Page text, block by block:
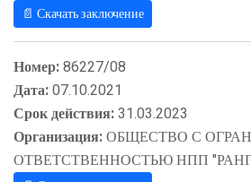
📄 Скачать заключение
Номер:86227/08
Дата:07.10.2021
Срок действия:31.03.2023
Организация:ОБЩЕСТВО С
ОТВЕТСТВЕННОСТЬЮ НПП